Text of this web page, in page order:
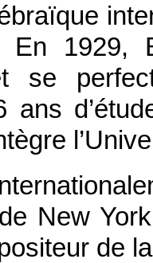
1929,
se
ans
New
de